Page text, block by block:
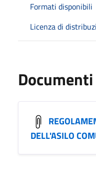
Formati disponibili
Licenza di
Documenti
DELL'ASILO